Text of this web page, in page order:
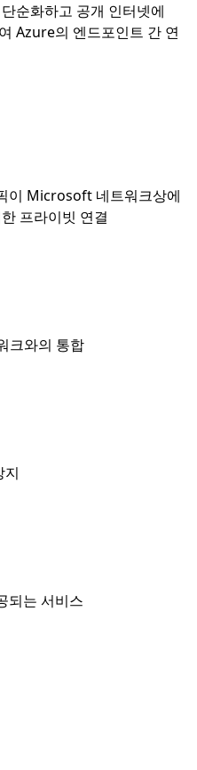
순화하고 공개 인터넷에
Azure의 엔드포인트 간 연
이 Microsoft 네트워크상에
프라이빗 연결
크와의 통합
지
되는 서비스